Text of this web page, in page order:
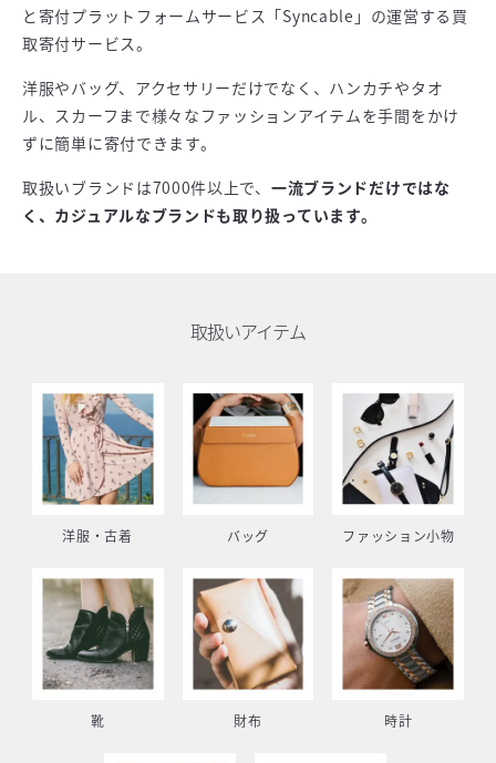
と寄付プラットフォームサービス「Syncable」の運営する買
取寄付サービス。
洋服やバッグ、アクセサリーだけでなく、ハンカチやタオ
ル、スカーフまで様々なファッションアイテムを手間をかけ
ずに簡単に寄付できます。
取扱いブランドは7000件以上で、 一流ブランドだけではな
く、カジュアルなブランドも取り扱っています。
取扱いアイテム
洋服・古着 バッグ ファッション小物
靴 財布 時計